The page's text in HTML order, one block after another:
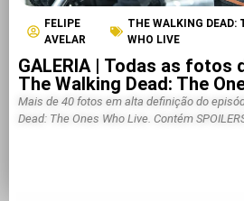
FELIPE
AVELAR
THE WALKING DEAD:
WHO LIVE
GALERIA | Todas as fotos
The Walking Dead: The
Mais de 40 fotos em alta definição do
Dead: The Ones Who Live. Contém